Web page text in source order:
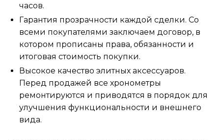
часов.
Гарантия прозрачности каждой сделки. Со
всеми покупателями заключаем договор, в
котором прописаны права, обязанности и
итоговая стоимость покупки.
Высокое качество элитных аксессуаров.
Перед продажей все хронометры
ремонтируются и приводятся в порядок для
улучшения функциональности и внешнего
вида.